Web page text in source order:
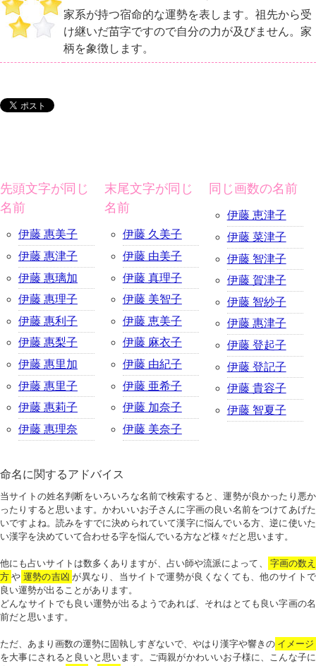
家系が持つ宿命的な運勢を表します。祖先から受
け継いだ苗字ですので自分の力が及びません。家
柄を象徴します。
先頭文字が同じ
名前
伊藤 惠美子
伊藤 惠津子
伊藤 惠璃加
伊藤 惠理子
伊藤 惠利子
伊藤 惠梨子
伊藤 惠里加
伊藤 惠里子
伊藤 惠莉子
伊藤 惠理奈
末尾文字が同じ
名前
伊藤 久美子
伊藤 由美子
伊藤 真理子
伊藤 美智子
伊藤 恵美子
伊藤 麻衣子
伊藤 由紀子
伊藤 亜希子
伊藤 加奈子
伊藤 美奈子
同じ画数の名前
伊藤 恵津子
伊藤 菜津子
伊藤 智津子
伊藤 賀津子
伊藤 智紗子
伊藤 惠津子
伊藤 登起子
伊藤 登記子
伊藤 貴容子
伊藤 智夏子
命名に関するアドバイス
当サイトの姓名判断をいろいろな名前で検索すると、運勢が良かったり悪か
ったりすると思います。かわいいお子さんに字画の良い名前をつけてあげた
いですよね。読みをすでに決められていて漢字に悩んでいる方、逆に使いた
い漢字を決めていて合わせる字を悩んでいる方など様々だと思います。
他にも占いサイトは数多くありますが、占い師や流派によって、
字画の数え
方 や 運勢の吉凶 が異なり、当サイトで運勢が良くなくても、他のサイトで
良い運勢が出ることがあります。
どんなサイトでも良い運勢が出るようであれば、それはとても良い字画の名
前だと思います。
ただ、あまり画数の運勢に固執しすぎないで、やはり漢字や響きの イメージ
を大事にされると良いと思います。ご両親がかわいいお子様に、こんな子に